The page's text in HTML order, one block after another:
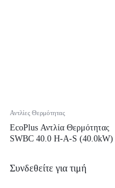
Αντλίες Θερμότητας
EcoPlus Αντλία Θερμότητας
SWBC 40.0 H-A-S (40.0kW)
Συνδεθείτε για τιμή